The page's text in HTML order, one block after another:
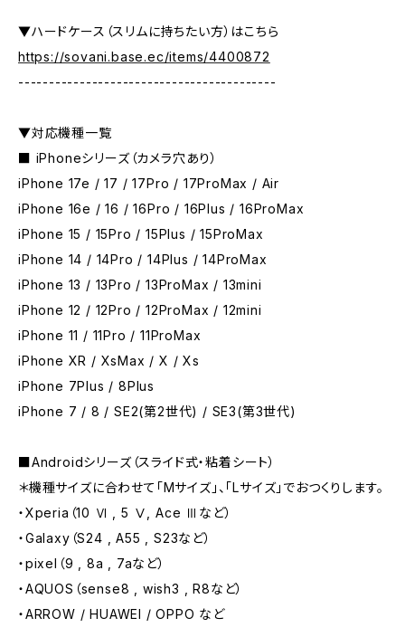
▼ハードケース（スリムに持ちたい方）はこちら
https://sovani.base.ec/items/4400872
------------------------------------------
▼対応機種一覧
■ iPhoneシリーズ（カメラ穴あり）
iPhone 17e / 17 / 17Pro / 17ProMax / Air
iPhone 16e / 16 / 16Pro / 16Plus / 16ProMax
iPhone 15 / 15Pro / 15Plus / 15ProMax
iPhone 14 / 14Pro / 14Plus / 14ProMax
iPhone 13 / 13Pro / 13ProMax / 13mini
iPhone 12 / 12Pro / 12ProMax / 12mini
iPhone 11 / 11Pro / 11ProMax
iPhone XR / XsMax / X / Xs
iPhone 7Plus / 8Plus
iPhone 7 / 8 / SE2(第2世代) / SE3(第3世代)
■Androidシリーズ（スライド式・粘着シート）
＊機種サイズに合わせて「Mサイズ」、「Lサイズ」でおつくりします。
・Xperia（10 Ⅵ , 5 Ⅴ, Ace Ⅲなど）
・Galaxy（S24 , A55 , S23など）
・pixel（9 , 8a , 7aなど）
・AQUOS（sense8 , wish3 , R8など）
・ARROW / HUAWEI / OPPO など